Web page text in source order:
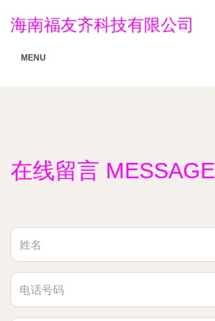
海南福友齐科技有限公司
MENU
在线留言 MESSAGE